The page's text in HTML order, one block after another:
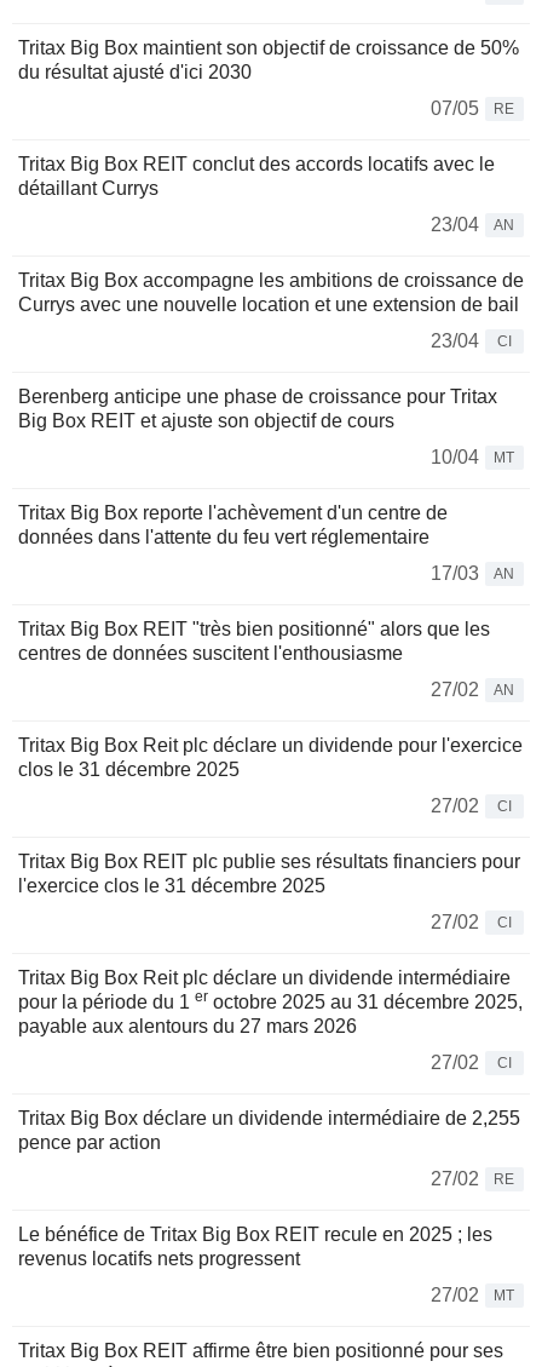
Tritax Big Box maintient son objectif de croissance de 50%
du résultat ajusté d'ici 2030
07/05
RE
Tritax Big Box REIT conclut des accords locatifs avec le
détaillant Currys
23/04
AN
Tritax Big Box accompagne les ambitions de croissance de
Currys avec une nouvelle location et une extension de bail
23/04
CI
Berenberg anticipe une phase de croissance pour Tritax
Big Box REIT et ajuste son objectif de cours
10/04
MT
Tritax Big Box reporte l'achèvement d'un centre de
données dans l'attente du feu vert réglementaire
17/03
AN
Tritax Big Box REIT "très bien positionné" alors que les
centres de données suscitent l'enthousiasme
27/02
AN
Tritax Big Box Reit plc déclare un dividende pour l'exercice
clos le 31 décembre 2025
27/02
CI
Tritax Big Box REIT plc publie ses résultats financiers pour
l'exercice clos le 31 décembre 2025
27/02
CI
Tritax Big Box Reit plc déclare un dividende intermédiaire
pour la période du 1 er octobre 2025 au 31 décembre 2025,
payable aux alentours du 27 mars 2026
27/02
CI
Tritax Big Box déclare un dividende intermédiaire de 2,255
pence par action
27/02
RE
Le bénéfice de Tritax Big Box REIT recule en 2025 ; les
revenus locatifs nets progressent
27/02
MT
Tritax Big Box REIT affirme être bien positionné pour ses